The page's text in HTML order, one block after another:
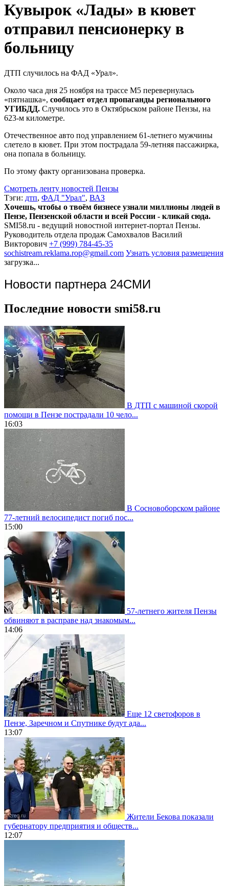
Кувырок «Лады» в кювет
отправил пенсионерку в
больницу
ДТП случилось на ФАД «Урал».
Около часа дня 25 ноября на трассе М5 перевернулась
«пятнашка», сообщает отдел пропаганды регионального
УГИБДД. Случилось это в Октябрьском районе Пензы, на
623-м километре.
Отечественное авто под управлением 61-летнего мужчины
слетело в кювет. При этом пострадала 59-летняя пассажирка,
она попала в больницу.
По этому факту организована проверка.
Смотреть ленту новостей Пензы
Тэги: дтп, ФАД "Урал", ВАЗ
Хочешь, чтобы о твоём бизнесе узнали миллионы людей в
Пензе, Пензенской области и всей России - кликай сюда.
SMI58.ru - ведущий новостной интернет-портал Пензы.
Руководитель отдела продаж Самохвалов Василий
Викторович +7 (999) 784-45-35
sochistream.reklama.rop@gmail.com Узнать условия размещения
загрузка...
Новости партнера 24СМИ
Последние новости smi58.ru
В ДТП с машиной скорой
помощи в Пензе пострадали 10 чело...
16:03
В Сосновоборском районе
77-летний велосипедист погиб пос...
15:00
57-летнего жителя Пензы
обвиняют в расправе над знакомым...
14:06
Еще 12 светофоров в
Пензе, Заречном и Спутнике будут ада...
13:07
Жители Бекова показали
губернатору предприятия и обществ...
12:07